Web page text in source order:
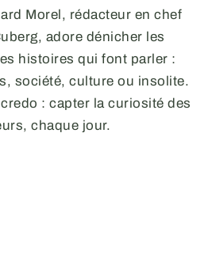
Morel, rédacteur en chef
adore dénicher les
histoires qui font parler :
société, culture ou insolite.
: capter la curiosité des
chaque jour.